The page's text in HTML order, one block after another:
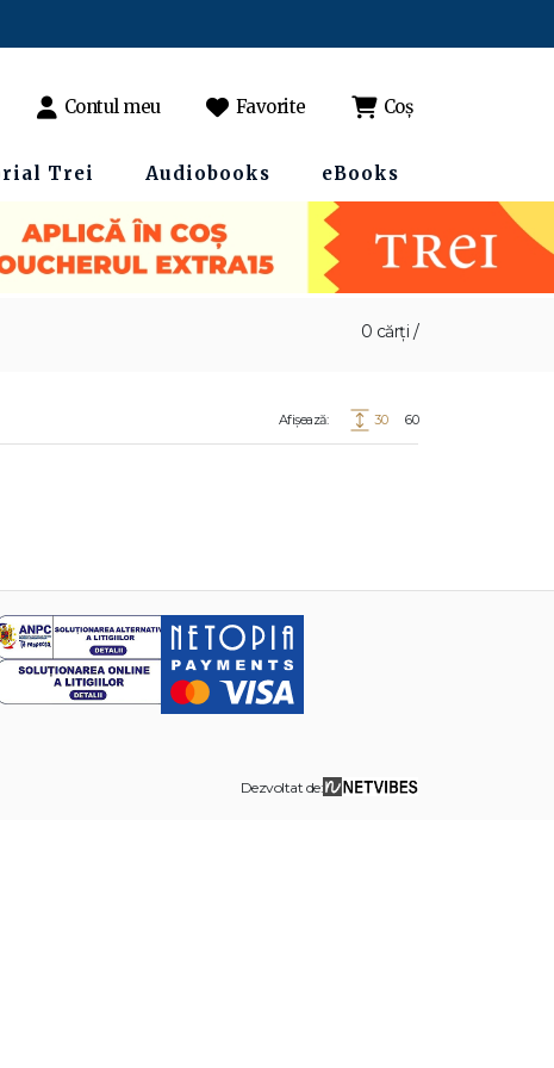
Contul meu Favorite Coș
Trei Audiobooks eBooks
0 cărți /
Afișează: 30 60
Dezvoltat de: